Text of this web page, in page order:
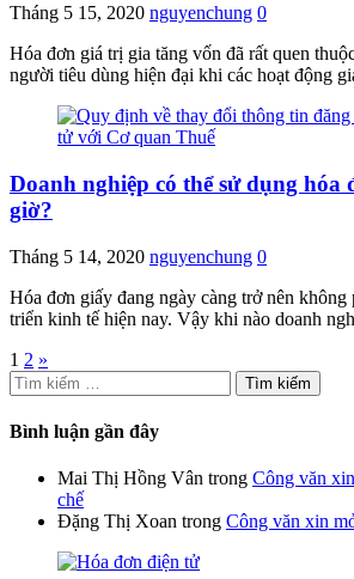
Tháng 5 15, 2020 nguyenchung 0
Hóa đơn giá trị gia tăng vốn đã rất quen
người tiêu dùng hiện đại khi các hoạt động
Doanh nghiệp có thể sử dụng hóa
giờ?
Tháng 5 14, 2020 nguyenchung 0
Hóa đơn giấy đang ngày càng trở nên
triển kinh tế hiện nay. Vậy khi nào doanh
Phân
trang
bài
1 2 »
Tìm
kiếm
cho:
Bình luận gần đây
Mai Thị Hồng Vân trong Công văn
chế
Đặng Thị Xoan trong Công văn xin